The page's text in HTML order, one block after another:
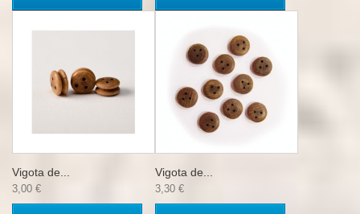
Vigota de...
3,00 €
Vigota de...
3,30 €